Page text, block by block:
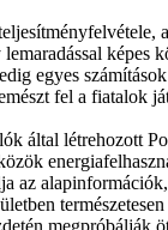
képes
egyes
fel a fiatalok
által létrehozott
az
megpróbálják